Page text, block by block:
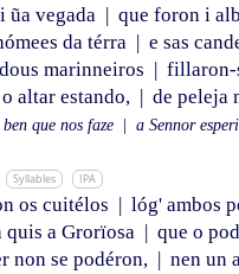
ũa vegada | que foron i
da térra | e sas
marinneiros | fillaron-
altar estando, | de peleja
que nos faze a Sennor
Syllables IPA
os cuitélos | lóg' ambos
quis a Grorïosa | que o
non se podéron, | nen un